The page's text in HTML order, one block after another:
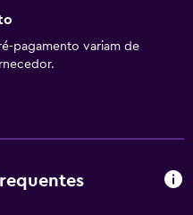
pagamento variam de